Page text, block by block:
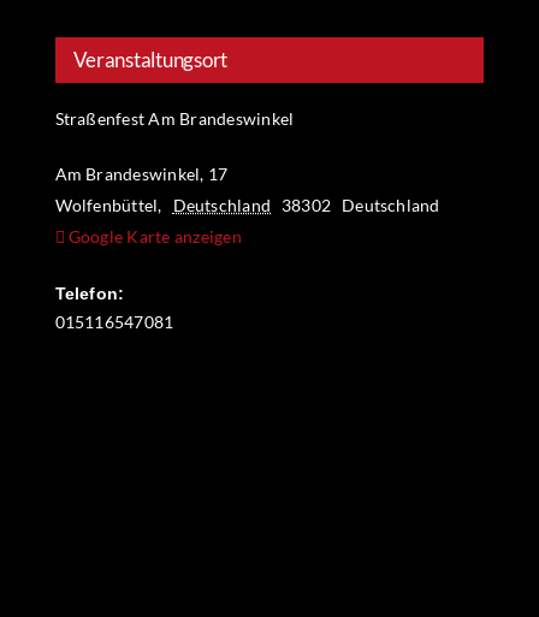
Veranstaltungsort
Straßenfest Am Brandeswinkel
Am Brandeswinkel, 17
Wolfenbüttel, Deutschland 38302 Deutschland
Google Karte anzeigen
Telefon:
015116547081